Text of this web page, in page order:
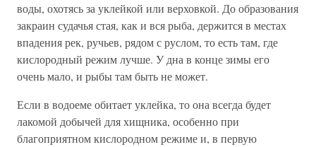
воды, охотясь за уклейкой или верховкой. До образования
закраин судачья стая, как и вся рыба, держится в местах
впадения рек, ручьев, рядом с руслом, то есть там, где
кислородный режим лучше. У дна в конце зимы его
очень мало, и рыбы там быть не может.
Если в водоеме обитает уклейка, то она всегда будет
лакомой добычей для хищника, особенно при
благоприятном кислородном режиме и, в первую